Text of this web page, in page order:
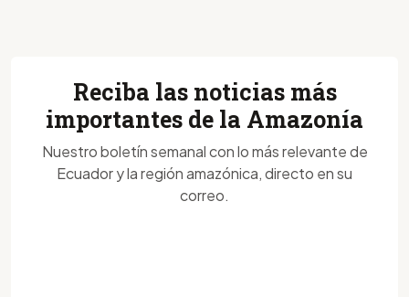
Reciba las noticias más
importantes de la Amazonía
Nuestro boletín semanal con lo más relevante de
Ecuador y la región amazónica, directo en su
correo.